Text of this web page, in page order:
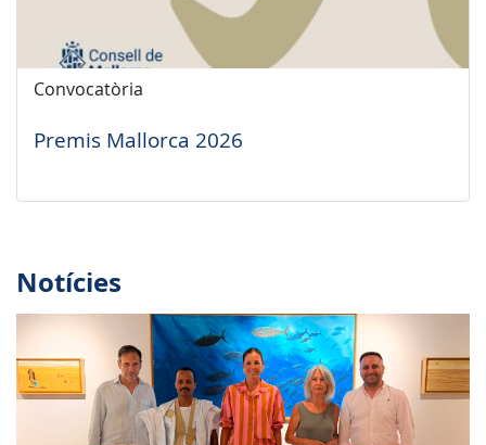
Convocatòria
Premis Mallorca 2026
Notícies